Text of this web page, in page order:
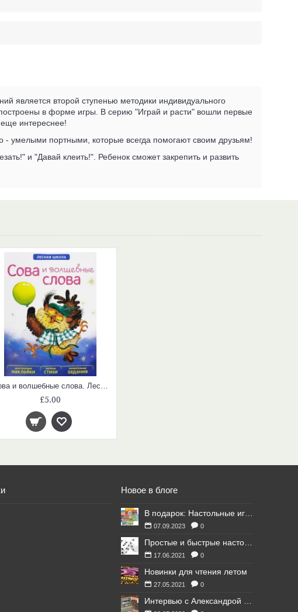
является второй ступенью методики индивидуального
в форме игры. В серию "Играй и расти" вошли первые
интереснее!
- умелыми портными, которые всегда помогают своим друзьям!
и "Давай клеить!". Ребенок сможет закрепить и развить
Сова и волшебные слова. Лесная школа
£5.00
Новое в блоге
07.09.2023 0
17.06.2021 0
Новинки для чтения летом
27.05.2021 0